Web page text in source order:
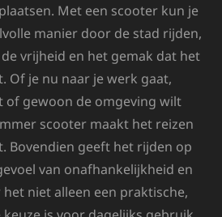
Met een scooter kun je
manier door de stad rijden,
vrijheid en het gemak dat het
Of je nu naar je werk gaat,
of gewoon de omgeving wilt
scooter maakt het reizen
Bovendien geeft het rijden op
van onafhankelijkheid en
niet alleen een praktische,